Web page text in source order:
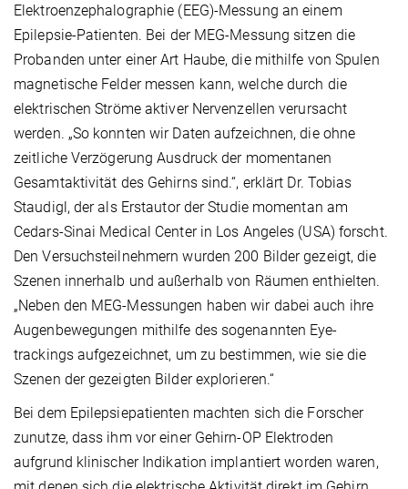
Elektroenzephalographie (EEG)-Messung an einem
Epilepsie-Patienten. Bei der MEG-Messung sitzen die
Probanden unter einer Art Haube, die mithilfe von Spulen
magnetische Felder messen kann, welche durch die
elektrischen Ströme aktiver Nervenzellen verursacht
werden. „So konnten wir Daten aufzeichnen, die ohne
zeitliche Verzögerung Ausdruck der momentanen
Gesamtaktivität des Gehirns sind.“, erklärt Dr. Tobias
Staudigl, der als Erstautor der Studie momentan am
Cedars-Sinai Medical Center in Los Angeles (USA) forscht.
Den Versuchsteilnehmern wurden 200 Bilder gezeigt, die
Szenen innerhalb und außerhalb von Räumen enthielten.
„Neben den MEG-Messungen haben wir dabei auch ihre
Augenbewegungen mithilfe des sogenannten Eye-
trackings aufgezeichnet, um zu bestimmen, wie sie die
Szenen der gezeigten Bilder explorieren.“
Bei dem Epilepsiepatienten machten sich die Forscher
zunutze, dass ihm vor einer Gehirn-OP Elektroden
aufgrund klinischer Indikation implantiert worden waren,